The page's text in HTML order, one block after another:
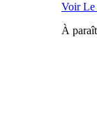
Voir Le
À